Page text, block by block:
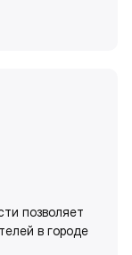
позволяет
в городе